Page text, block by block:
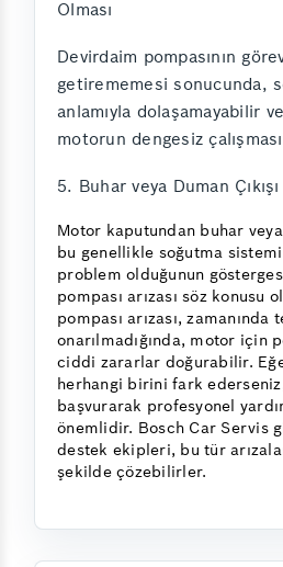
Olması
Devirdaim pompasının
getirememesi sonucunda,
anlamıyla dolaşamayabilir
motorun dengesiz
5. Buhar veya Duman Çıkışı
Motor kaputundan buhar
bu genellikle soğutma
problem olduğunun
pompası arızası söz konusu
pompası arızası,
onarılmadığında, motor için
ciddi zararlar doğurabilir.
herhangi birini fark
başvurarak profesyonel
önemlidir. Bosch Car Servis
destek ekipleri, bu tür
şekilde çözebilirler.